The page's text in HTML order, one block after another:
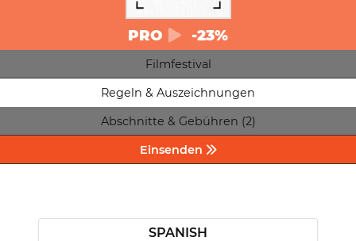
PRO -23%
Filmfestival
Regeln & Auszeichnungen
Abschnitte & Gebühren (2)
Einsenden
SPANISH